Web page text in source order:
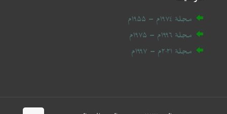
مجلة ۱۹۷٤م – ۱۹۵۵م
مجلة ۱۹۹٦م – ۱۹۷۵م
مجلة ۲۰ ۲۱ م – ۱۹۹۷م